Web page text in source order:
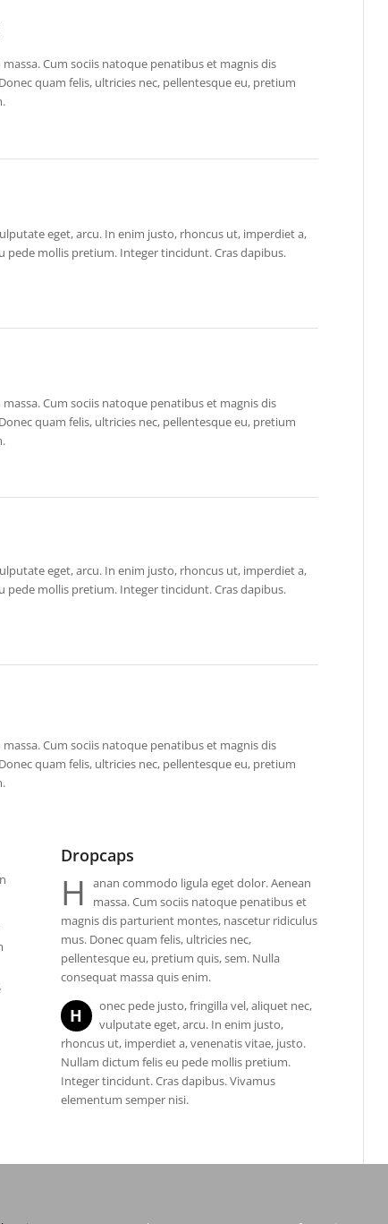
Cum sociis natoque penatibus et magnis dis
quam felis, ultricies nec, pellentesque eu, pretium
eget, arcu. In enim justo, rhoncus ut, imperdiet a,
pede mollis pretium. Integer tincidunt. Cras dapibus.
Cum sociis natoque penatibus et magnis dis
quam felis, ultricies nec, pellentesque eu, pretium
eget, arcu. In enim justo, rhoncus ut, imperdiet a,
pede mollis pretium. Integer tincidunt. Cras dapibus.
Cum sociis natoque penatibus et magnis dis
quam felis, ultricies nec, pellentesque eu, pretium
Dropcaps
H
anan commodo ligula eget dolor. Aenean
massa. Cum sociis natoque penatibus et
magnis dis parturient montes, nascetur ridiculus
mus. Donec quam felis, ultricies nec,
pellentesque eu, pretium quis, sem. Nulla
consequat massa quis enim.
H
onec pede justo, fringilla vel, aliquet nec,
vulputate eget, arcu. In enim justo,
rhoncus ut, imperdiet a, venenatis vitae, justo.
Nullam dictum felis eu pede mollis pretium.
Integer tincidunt. Cras dapibus. Vivamus
elementum semper nisi.